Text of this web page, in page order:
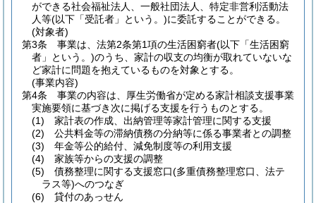
ができる社会福祉法人、一般社団法人、特定非営利活動法
人等(以下「受託者」という。)に委託することができる。
(対象者)
第3条
事業は、法第2条第1項の生活困窮者(以下「生活困窮
者」という。)のうち、家計の収支の均衡が取れていないな
ど家計に問題を抱えているものを対象とする。
(事業内容)
第4条
事業の内容は、厚生労働省が定める家計相談支援事業
実施要領に基づき次に掲げる支援を行うものとする。
(1)
家計表の作成、出納管理等家計管理に関する支援
(2)
公共料金等の滞納債務の分納等に係る事業者との調整
(3)
年金等公的給付、減免制度等の利用支援
(4)
家族等からの支援の調整
(5)
債務整理に関する支援窓口(多重債務整理窓口、法テ
ラス等)へのつなぎ
(6)
貸付のあっせん